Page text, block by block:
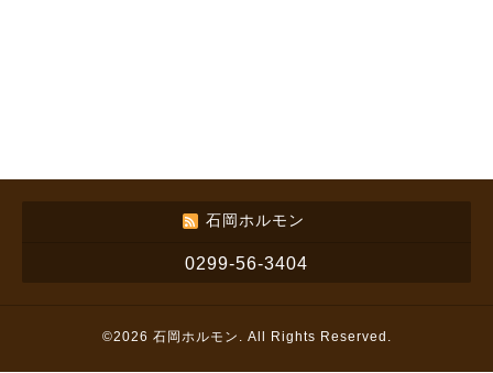
石岡ホルモン
0299-56-3404
©2026 石岡ホルモン . All Rights Reserved.